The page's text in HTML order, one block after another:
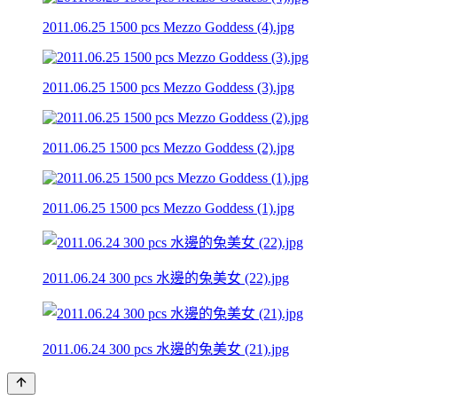
2011.06.25 1500 pcs Mezzo Goddess (4).jpg
2011.06.25 1500 pcs Mezzo Goddess (3).jpg
2011.06.25 1500 pcs Mezzo Goddess (2).jpg
2011.06.25 1500 pcs Mezzo Goddess (1).jpg
2011.06.24 300 pcs 水邊的兔美女 (22).jpg
2011.06.24 300 pcs 水邊的兔美女 (21).jpg